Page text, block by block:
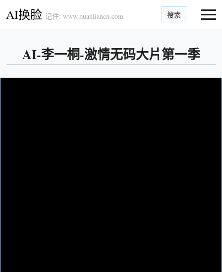
AI换脸 记住: www.huanliancn.com 搜索
AI-李一桐-激情无码大片第一季